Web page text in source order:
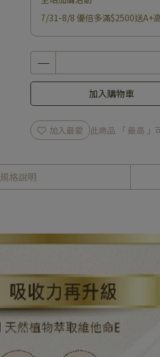
7/31-8/8 優倍多滿$2500送A+
加入購物車
加入最愛 此商品 「 最高 」
規格說明